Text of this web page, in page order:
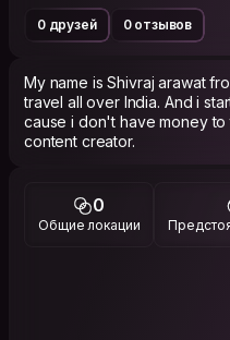
0 друзей 0 отзывов
My name is Shivraj arawat
travel all over India. And i
cause i don't have money to
content creator.
0
Общие локации